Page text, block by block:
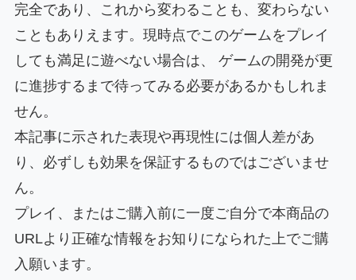
完全であり、これから変わることも、変わらない
こともありえます。現時点でこのゲームをプレイ
しても満足に遊べない場合は、 ゲームの開発が更
に進捗するまで待ってみる必要があるかもしれま
せん。
本記事に示された表現や再現性には個人差があ
り、必ずしも効果を保証するものではございませ
ん。
プレイ、またはご購入前に一度ご自分で本商品の
URLより正確な情報をお知りになられた上でご購
入願います。